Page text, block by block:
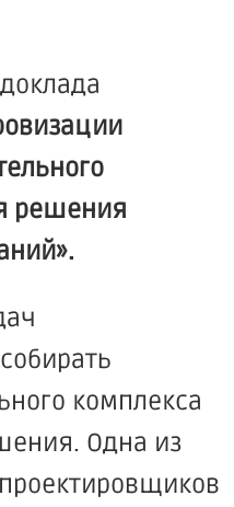
решения
комплекса
Одна из